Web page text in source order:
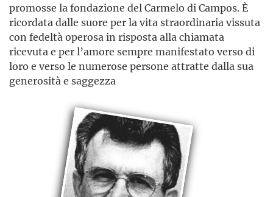
promosse la fondazione del Carmelo di Campos. È
ricordata dalle suore per la vita straordinaria vissuta
con fedeltà operosa in risposta alla chiamata
ricevuta e per l’amore sempre manifestato verso di
loro e verso le numerose persone attratte dalla sua
generosità e saggezza